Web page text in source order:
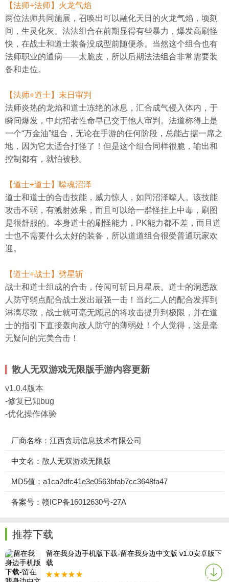
【法师+法师】火龙气焰
两位法师共同施展，召唤出可以融化天日的火龙气焰，顷刻
间，生灵化灰。法法组合在前期显得有些暴力，爆发高刷怪
快，在战士和道士装备没成型前随便杀。当然这个组合也有
法师职业的通病——太脆皮，所以后期法法组合非常需要装
备和走位。
【法师+道士】末日审判
法师炎热的龙焰和道士冻绝的冰息，汇合成气侵入体内，于
瞬间爆发，中此招者性命早已交于他人审判。法道称得上是
一个“万金油”组合，无论在手游的任何阶段，总能占据一席之
地，因为它太适合打怪了！但是这个组合同样很脆，输出和
控制都有，就怕被秒。
【道士+道士】噬魂沼泽
道士和道士的合击技能，威力惊人，如同沼泽噬人。该技能
攻击不弱，有溅射效果，而且可以给一群怪挂上中毒，刷图
是很舒服的。本身道士的刷怪能力，PK能力都不差，而且道
士也不需要什么太好的装备，所以道道组合很受普通玩家欢
迎。
【道士+战士】劈星斩
战士和道士组成的合击，传闻可斩日月星辰。道士的洞悉敌
人防守弱点配合战士发出最强一击！当此二人的配合发挥到
淋漓尽致，战士就可毫无顾忌的将攻击提升到极限，并在道
士的指引下直接轰向敌人防守的薄弱处！个人觉得，这是毫
无疑问的完美合击！
散人无双游戏无限版手游内容更新
v1.0.4版本
-修复已知bug
-优化操作体验
厂商名称：江西贪玩信息技术有限公司
中文名：散人无双游戏无限版
MD5值：a1ca2dfc41e3e0563bfab7cc3648fa47
备案号：赣ICP备16012630号-27A
推荐下载
留在我身边手机版下载-留在我身边中文版 v1.0安卓版下
载